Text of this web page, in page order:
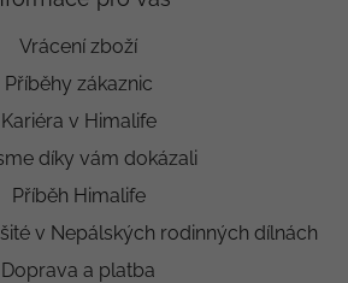
Vrácení zboží
Příběhy zákaznic
Kariéra v Himalife
díky vám dokázali
Příběh Himalife
v Nepálských rodinných dílnách
Doprava a platba